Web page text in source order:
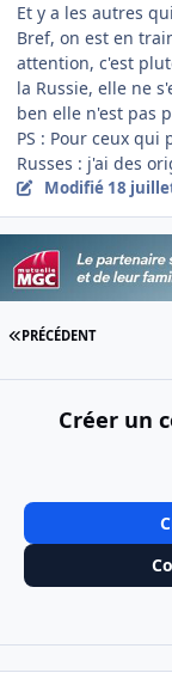
Et y a les autres
Bref, on est en
attention, c'est
la Russie, elle ne
ben elle n'est pas
PS : Pour ceux
Russes : j'ai des
Modifié 18
PREMIÈRE PAGE
PRÉCÉDENT
Créer un